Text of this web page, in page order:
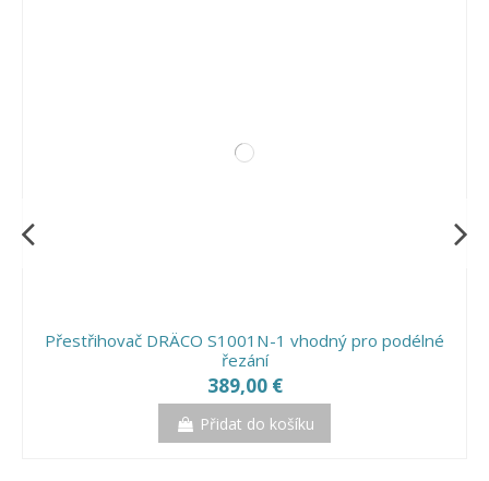
Přestřihovač DRÄCO S1001N-1 vhodný pro podélné
řezání
389,00 €
Přidat do košíku